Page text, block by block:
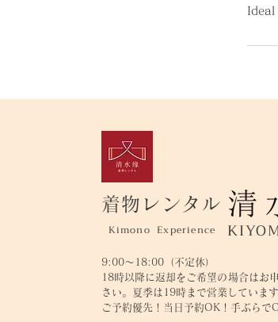
Ideal
着物レンタル
Kimono Experience
9:00～18:00（不定休）
18時以降に返却をご希望の場合はお
さい。夏季は19時まで営業しています
ご予約優先！当日予約OK！手ぶらで